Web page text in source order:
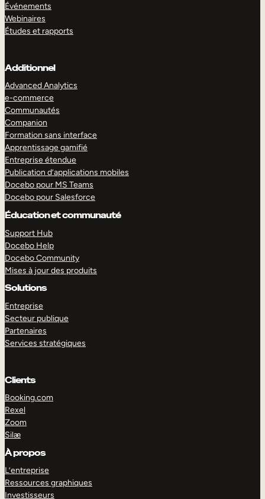
Événements
Webinaires
Études et rapports
Additionnel
Advanced Analytics
e-commerce
Communautés
Companion
Formation sans interface
Apprentissage gamifié
Entreprise étendue
Publication d’applications mobiles
Docebo pour MS Teams
Docebo pour Salesforce
Éducation et communauté
Support Hub
Docebo Help
Docebo Community
Mises à jour des produits
Solutions
Entreprise
Secteur publique
Partenaires
Services stratégiques
Clients
Booking.com
Rexel
Zoom
Silæ
À propos
L’entreprise
Ressources graphiques
Investisseurs